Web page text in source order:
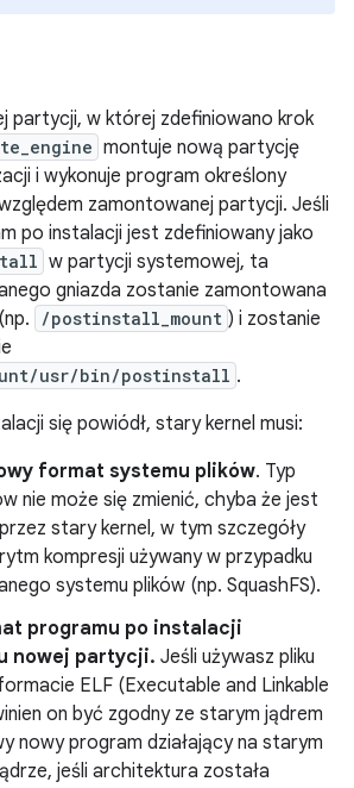
partycji, w której zdefiniowano krok
montuje nową partycję
i wykonuje program określony
zamontowanej partycji. Jeśli
po instalacji jest zdefiniowany jako
w partycji systemowej, ta
gniazda zostanie zamontowana
/postinstall_mount ) i zostanie
usr/bin/postinstall .
się powiódł, stary kernel musi:
format systemu plików. Typ
nie może się zmienić, chyba że jest
stary kernel, w tym szczegóły
kompresji używany w przypadku
systemu plików (np. SquashFS).
programu po instalacji
nowej partycji. Jeśli używasz pliku
ELF (Executable and Linkable
on być zgodny ze starym jądrem
nowy program działający na starym
jeśli architektura została